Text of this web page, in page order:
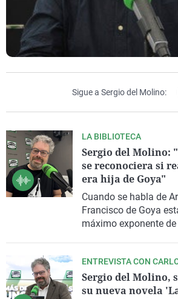
Sigue a Sergio del Molino:
LA BIBLIOTECA
Sergio del Molino:
se reconociera si
era hija de Goya"
Cuando se habla de
Francisco de Goya
máximo exponente
que se ha escrito
parece que nunca se
“La Hija”, Sergio del
ENTREVISTA CON
Sergio del Molino,
su nueva novela